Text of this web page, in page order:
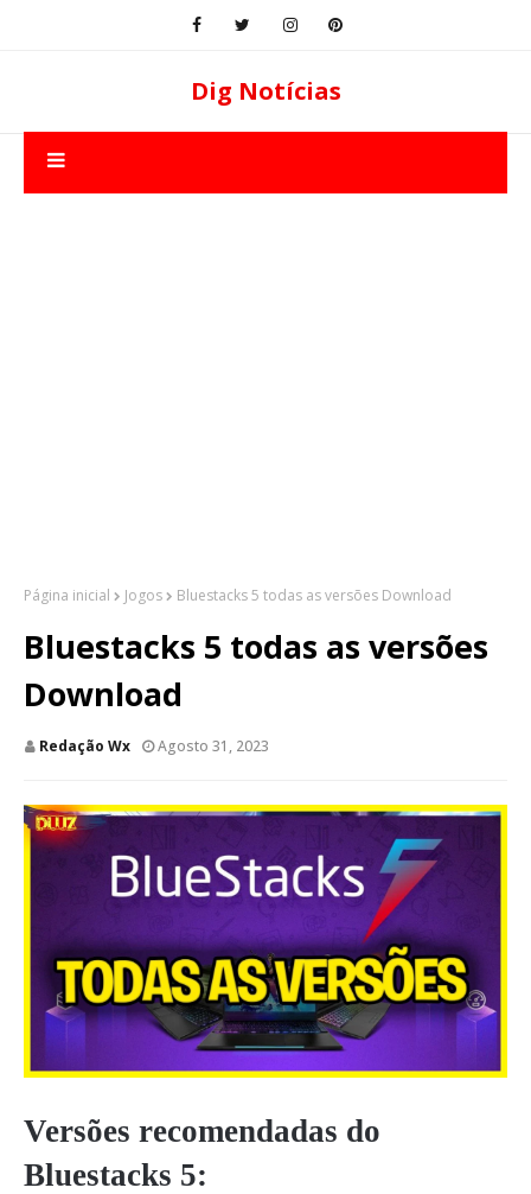
Dig Notícias
Página inicial Jogos Bluestacks 5 todas as versões Download
Bluestacks 5 todas as versões
Download
Redação Wx Agosto 31, 2023
Versões recomendadas do
Bluestacks 5: